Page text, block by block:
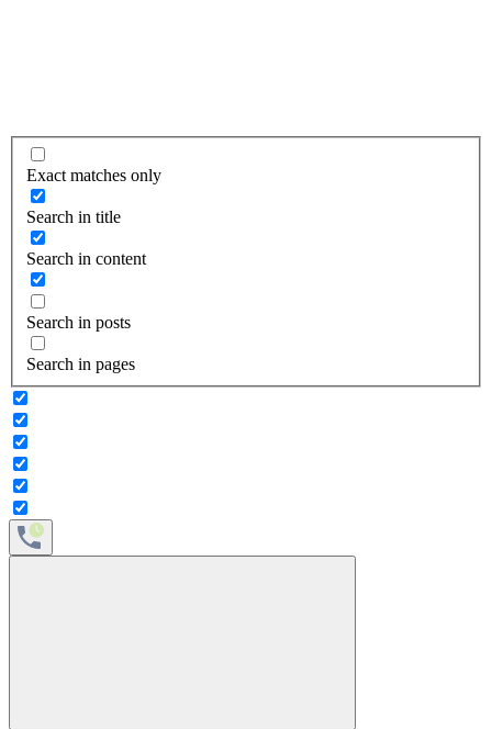
Exact matches only
Search in title
Search in content
Search in posts
Search in pages